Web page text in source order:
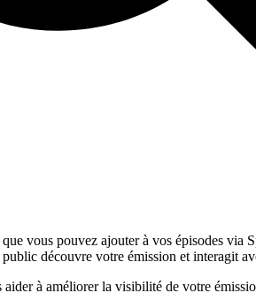
vous pouvez ajouter à vos épisodes via
découvre votre émission et interagit
à améliorer la visibilité de votre